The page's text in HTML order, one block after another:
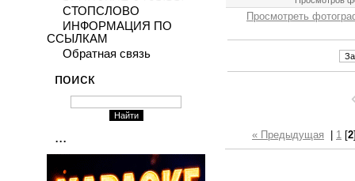
СТОПСЛОВО
ИНФОРМАЦИЯ ПО
ССЫЛКАМ
Обратная связь
поиск
...
Просмотреть
« Предыдущая 1 [2